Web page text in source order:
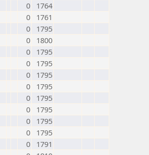
0
1764
0
1761
0
1795
0
1800
0
1795
0
1795
0
1795
0
1795
0
1795
0
1795
0
1795
0
1795
0
1791